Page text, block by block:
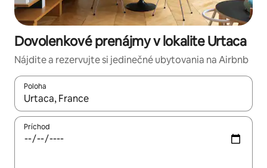
Dovolenkové prenájmy v lokalite Urtaca
Nájdite a rezervujte si jedinečné ubytovania na Airbnb
Poloha
Keď budú výsledky k dispozícii, môžete si ich prechádzať
Príchod